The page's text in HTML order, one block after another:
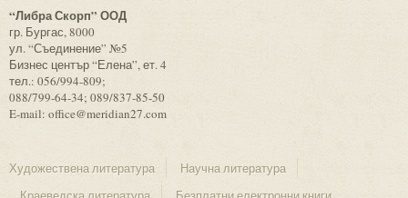
“Либра Скорп” ООД
гр. Бургас, 8000
ул. “Съединение” №5
Бизнес център “Елена”, ет. 4
тел.: 056/994-809;
088/799-64-34; 089/837-85-50
E-mail: office@meridian27.com
Художествена литература
Научна литература